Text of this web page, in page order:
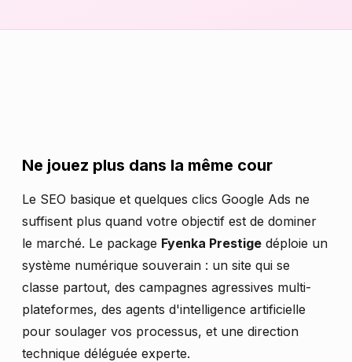
Ne jouez plus dans la même cour
Le SEO basique et quelques clics Google Ads ne
suffisent plus quand votre objectif est de dominer
le marché. Le package Fyenka Prestige déploie un
système numérique souverain : un site qui se
classe partout, des campagnes agressives multi-
plateformes, des agents d'intelligence artificielle
pour soulager vos processus, et une direction
technique déléguée experte.